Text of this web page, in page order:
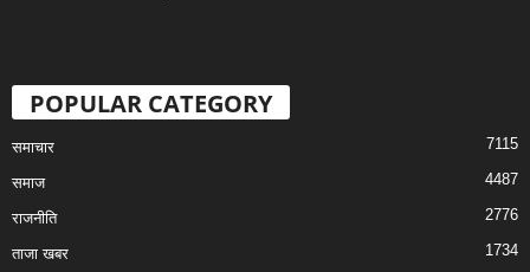
POPULAR CATEGORY
समाचार 7115
समाज 4487
राजनीति 2776
ताजा खबर 1734